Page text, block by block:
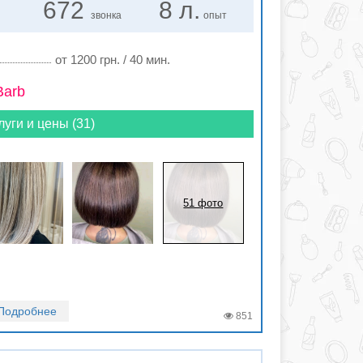
672 звонка 8 л. опыт
от 1200 грн. / 40 мин.
и цены (31)
51 фото
851